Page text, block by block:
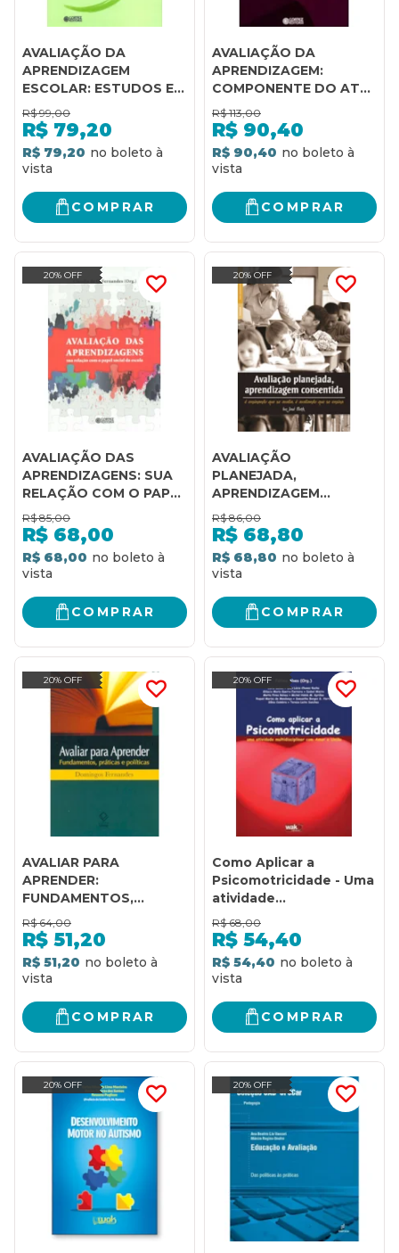
AVALIAÇÃO DA
APRENDIZAGEM
ESCOLAR: ESTUDOS E
PROPOSIÇÕES
R$ 99,00
R$ 79,20
R$ 79,20
COMPRAR
AVALIAÇÃO DA
APRENDIZAGEM:
COMPONENTE DO ATO
PEDAGÓGICO
R$ 113,00
R$ 90,40
R$ 90,40
COMPRAR
20% OFF
AVALIAÇÃO DAS
APRENDIZAGENS: SUA
RELAÇÃO COM O PAPEL
SOCIAL DA ESCOLA
R$ 85,00
R$ 68,00
R$ 68,00
COMPRAR
20% OFF
AVALIAÇÃO
PLANEJADA,
APRENDIZAGEM
CONSENTIDA:: É
ENSINANDO QUE SE
AVALIA, É AVALIANDO
QUE SE ENSINA
R$ 86,00
R$ 68,80
R$ 68,80
COMPRAR
20% OFF
AVALIAR PARA
APRENDER:
FUNDAMENTOS,
PRÁTICA E POLÍTICAS
R$ 64,00
R$ 51,20
R$ 51,20
COMPRAR
20% OFF
Como Aplicar a
Psicomotricidade - Uma
atividade
multidisciplinar com
amor e união
R$ 68,00
R$ 54,40
R$ 54,40
COMPRAR
20% OFF 20% OFF